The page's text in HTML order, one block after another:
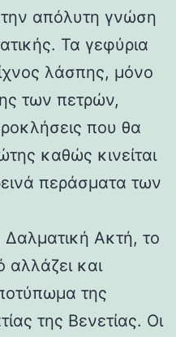
απόλυτη γνώση
Τα γεφύρια
λάσπης, μόνο
των πετρών,
που θα
καθώς κινείται
περάσματα των
Ακτή, το
αλλάζει και
της
της Βενετίας. Οι